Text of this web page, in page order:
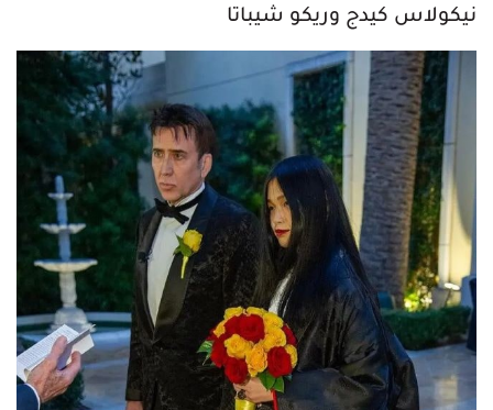
نيكولاس كيدج وريكو شيباتا